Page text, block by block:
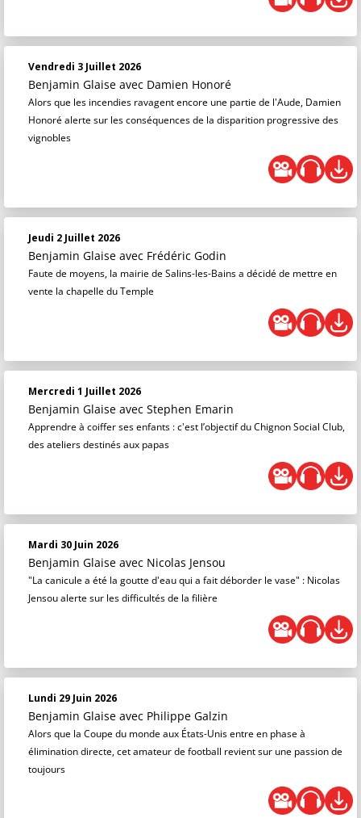
Vendredi 3 Juillet 2026
Benjamin Glaise avec Damien Honoré
Alors que les incendies ravagent encore une partie de l'Aude, Damien
Honoré alerte sur les conséquences de la disparition progressive des
vignobles
Jeudi 2 Juillet 2026
Benjamin Glaise avec Frédéric Godin
Faute de moyens, la mairie de Salins-les-Bains a décidé de mettre en
vente la chapelle du Temple
Mercredi 1 Juillet 2026
Benjamin Glaise avec Stephen Emarin
Apprendre à coiffer ses enfants : c'est l’objectif du Chignon Social Club,
des ateliers destinés aux papas
Mardi 30 Juin 2026
Benjamin Glaise avec Nicolas Jensou
"La canicule a été la goutte d'eau qui a fait déborder le vase" : Nicolas
Jensou alerte sur les difficultés de la filière
Lundi 29 Juin 2026
Benjamin Glaise avec Philippe Galzin
Alors que la Coupe du monde aux États-Unis entre en phase à
élimination directe, cet amateur de football revient sur une passion de
toujours